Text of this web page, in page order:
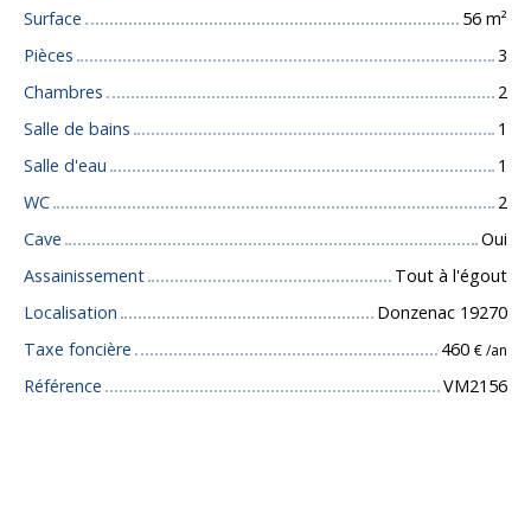
Surface
56 m²
Pièces
3
Chambres
2
Salle de bains
1
Salle d'eau
1
WC
2
Cave
Oui
Assainissement
Tout à l'égout
Localisation
Donzenac 19270
Taxe foncière
460 € /an
Référence VM2156